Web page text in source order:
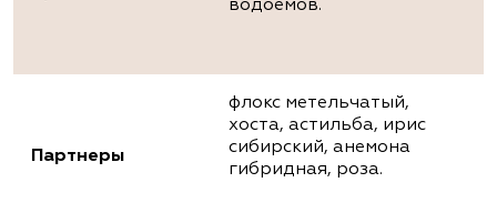
водоемов.
Партнеры
флокс метельчатый,
хоста, астильба, ирис
сибирский, анемона
гибридная, роза.